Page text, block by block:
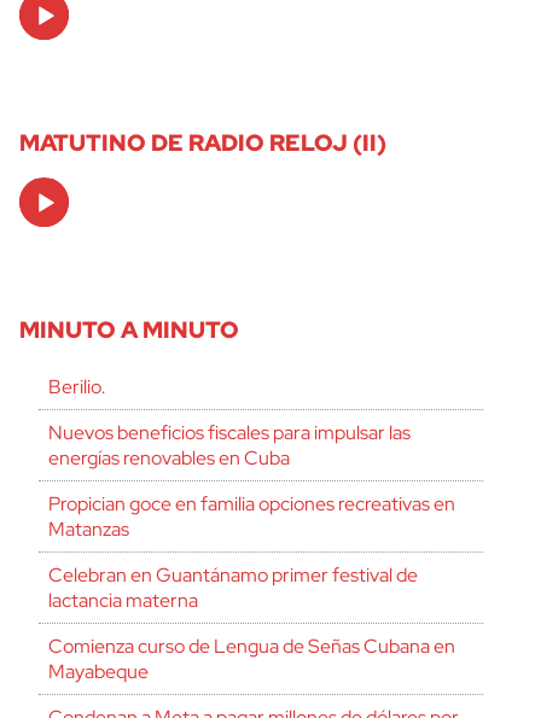
Player
MATUTINO DE RADIO RELOJ (II)
Audio
Player
MINUTO A MINUTO
Berilio.
Nuevos beneficios fiscales para impulsar las
energías renovables en Cuba
Propician goce en familia opciones recreativas en
Matanzas
Celebran en Guantánamo primer festival de
lactancia materna
Comienza curso de Lengua de Señas Cubana en
Mayabeque